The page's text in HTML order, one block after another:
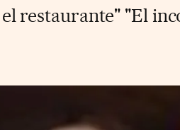
restaurante" "El